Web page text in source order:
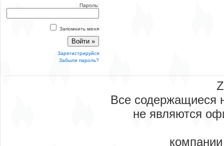
Пароль:
Запомнить меня
Зарегистрируйся
Забыли пароль?
Все содержащиеся
не являются